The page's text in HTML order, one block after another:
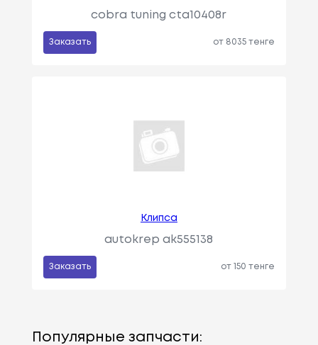
cobra tuning cta10408r
Заказать от 8035 тенге
Клипса
autokrep ak555138
Заказать от 150 тенге
Популярные запчасти: